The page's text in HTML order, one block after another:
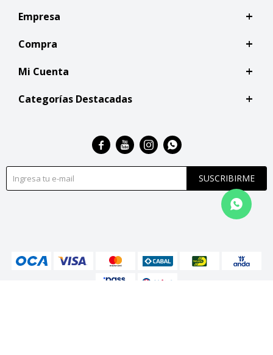
Empresa
Compra
Mi Cuenta
Categorías Destacadas
SUSCRIBIRME
   